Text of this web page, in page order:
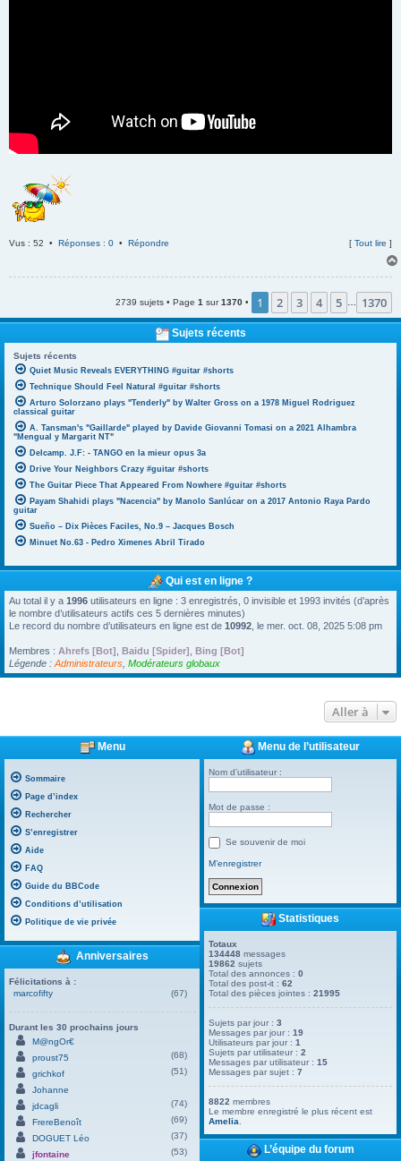
Vus : 52 • Réponses : 0 • Répondre [ Tout lire ]
2739 sujets • Page 1 sur1370 • 1 2 3 4 5 1370
Sujets récents
Sujets récents
Quiet Music Reveals EVERYTHING #guitar #shorts
Technique Should Feel Natural #guitar #shorts
Arturo Solorzano plays "Tenderly" by Walter Gross on a 1978 Miguel Rodriguez
classical guitar
A. Tansman's "Gaillarde" played by Davide Giovanni Tomasi on a 2021 Alhambra
"Mengual y Margarit NT"
Delcamp. J.F: - TANGO en la mieur opus 3a
Drive Your Neighbors Crazy #guitar #shorts
The Guitar Piece That Appeared From Nowhere #guitar #shorts
Payam Shahidi plays "Nacencia" by Manolo Sanlúcar on a 2017 Antonio Raya Pardo
guitar
Sueño – Dix Pièces Faciles, No.9 – Jacques Bosch
Minuet No.63 - Pedro Ximenes Abril Tirado
Qui est en ligne ?
Au total il y a 1996 utilisateurs en ligne : 3 enregistrés, 0 invisible et 1993 invités (d’après
le nombre d’utilisateurs actifs ces 5 dernières minutes)
Le record du nombre d’utilisateurs en ligne est de 10992 , le mer. oct. 08, 2025 5:08 pm
Membres : Ahrefs [Bot] Baidu [Spider] Bing [Bot]
Légende : Administrateurs Modérateurs globaux
Aller à
Menu
Sommaire
Page d’index
Rechercher
S’enregistrer
Aide
FAQ
Guide du BBCode
Conditions d’utilisation
Politique de vie privée
Anniversaires
Félicitations à :
marcofifty
(67)
Durant les 30 prochains jours
M@ngOr€
proust75
(68)
grichkof
(51)
Johanne
jdcagli
(74)
FrereBenoît
(69)
DOGUET Léo
(37)
jfontaine
(53)
Menu de l’utilisateur
Nom d’utilisateur :
Mot de passe :
Se souvenir de moi
M’enregistrer
Statistiques
Totaux
134448 messages
19862 sujets
Total des annonces :0
Total des post-it :62
Total des pièces jointes :21995
Sujets par jour :3
Messages par jour :19
Utilisateurs par jour :1
Sujets par utilisateur :2
Messages par utilisateur :15
Messages par sujet :7
8822 membres
Le membre enregistré le plus récent est
Amelia
L’équipe du forum